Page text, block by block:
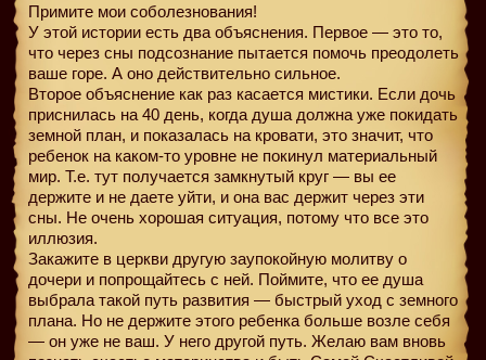
Примите мои соболезнования!
У этой истории есть два объяснения. Первое — это то,
что через сны подсознание пытается помочь преодолеть
ваше горе. А оно действительно сильное.
Второе объяснение как раз касается мистики. Если дочь
приснилась на 40 день, когда душа должна уже покидать
земной план, и показалась на кровати, это значит, что
ребенок на каком-то уровне не покинул материальный
мир. Т.е. тут получается замкнутый круг — вы ее
держите и не даете уйти, и она вас держит через эти
сны. Не очень хорошая ситуация, потому что все это
иллюзия.
Закажите в церкви другую заупокойную молитву о
дочери и попрощайтесь с ней. Поймите, что ее душа
выбрала такой путь развития — быстрый уход с земного
плана. Но не держите этого ребенка больше возле себя
— он уже не ваш. У него другой путь. Желаю вам вновь